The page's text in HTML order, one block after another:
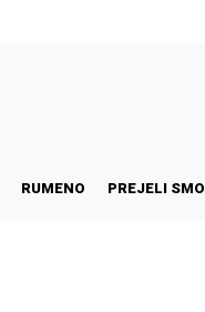
RUMENO PREJELI SMO